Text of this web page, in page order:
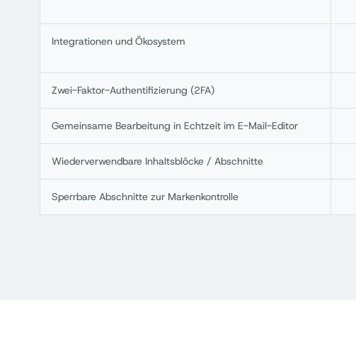
Integrationen und Ökosystem
Zwei-Faktor-Authentifizierung (2FA)
Gemeinsame Bearbeitung in Echtzeit im E-Mail-Editor
Wiederverwendbare Inhaltsblöcke / Abschnitte
Sperrbare Abschnitte zur Markenkontrolle